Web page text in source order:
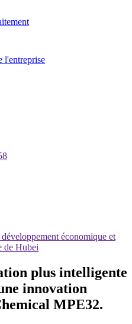
l'entreprise
économique et
de Hubei
plus intelligente
innovation
MPE32.